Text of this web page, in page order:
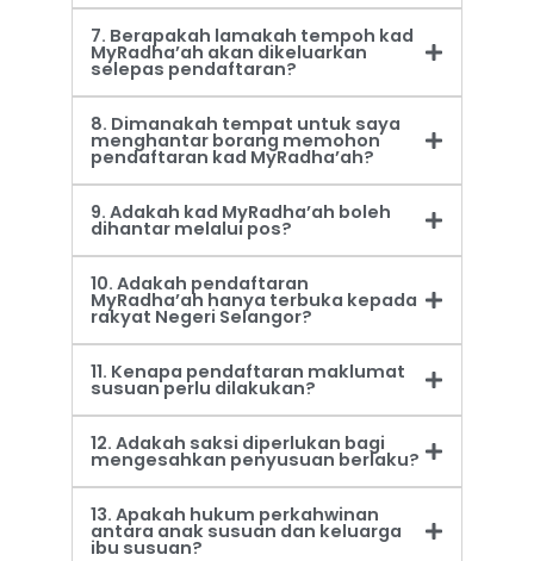
7. Berapakah lamakah tempoh kad
MyRadha’ah akan dikeluarkan
selepas pendaftaran?
8. Dimanakah tempat untuk saya
menghantar borang memohon
pendaftaran kad MyRadha’ah?
9. Adakah kad MyRadha’ah boleh
dihantar melalui pos?
10. Adakah pendaftaran
MyRadha’ah hanya terbuka kepada
rakyat Negeri Selangor?
11. Kenapa pendaftaran maklumat
susuan perlu dilakukan?
12. Adakah saksi diperlukan bagi
mengesahkan penyusuan berlaku?
13. Apakah hukum perkahwinan
antara anak susuan dan keluarga
ibu susuan?